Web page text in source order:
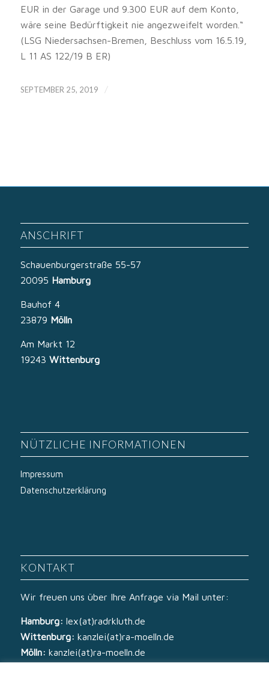
EUR in der Garage und 9.300 EUR auf dem Konto,
wäre seine Bedürftigkeit nie angezweifelt worden.“
(LSG Niedersachsen-Bremen, Beschluss vom 16.5.19,
L 11 AS 122/19 B ER)
SEPTEMBER 25, 2019 /
ANSCHRIFT
Schauenburgerstraße 55-57
20095 Hamburg
Bauhof 4
23879 Mölln
Am Markt 12
19243 Wittenburg
NÜTZLICHE INFORMATIONEN
Impressum
Datenschutzerklärung
KONTAKT
Wir freuen uns über Ihre Anfrage via Mail unter:
Hamburg: lex(at)radrkluth.de
Wittenburg: kanzlei(at)ra-moelln.de
Mölln: kanzlei(at)ra-moelln.de